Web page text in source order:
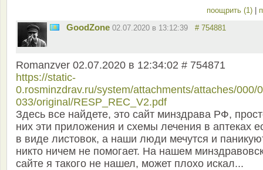
поощрить (1) |
GoodZone 02.07.2020 в 13:12:39 # 754881
Romanzver 02.07.2020 в 12:34:02 # 754871
https://static-
0.rosminzdrav.ru/system/attachments/attaches/000/
033/original/RESP_REC_V2.pdf
Здесь все найдете, это сайт минздрава РФ,
них эти приложения и схемы лечения в аптеках
в виде листовок, а наши люди мечутся и
никто ничем не помогает. На нашем
сайте я такого не нашел, может плохо искал...